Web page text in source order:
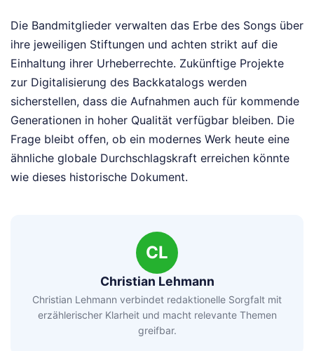
Die Bandmitglieder verwalten das Erbe des Songs über
ihre jeweiligen Stiftungen und achten strikt auf die
Einhaltung ihrer Urheberrechte. Zukünftige Projekte
zur Digitalisierung des Backkatalogs werden
sicherstellen, dass die Aufnahmen auch für kommende
Generationen in hoher Qualität verfügbar bleiben. Die
Frage bleibt offen, ob ein modernes Werk heute eine
ähnliche globale Durchschlagskraft erreichen könnte
wie dieses historische Dokument.
CL
Christian Lehmann
Christian Lehmann verbindet redaktionelle Sorgfalt mit
erzählerischer Klarheit und macht relevante Themen
greifbar.